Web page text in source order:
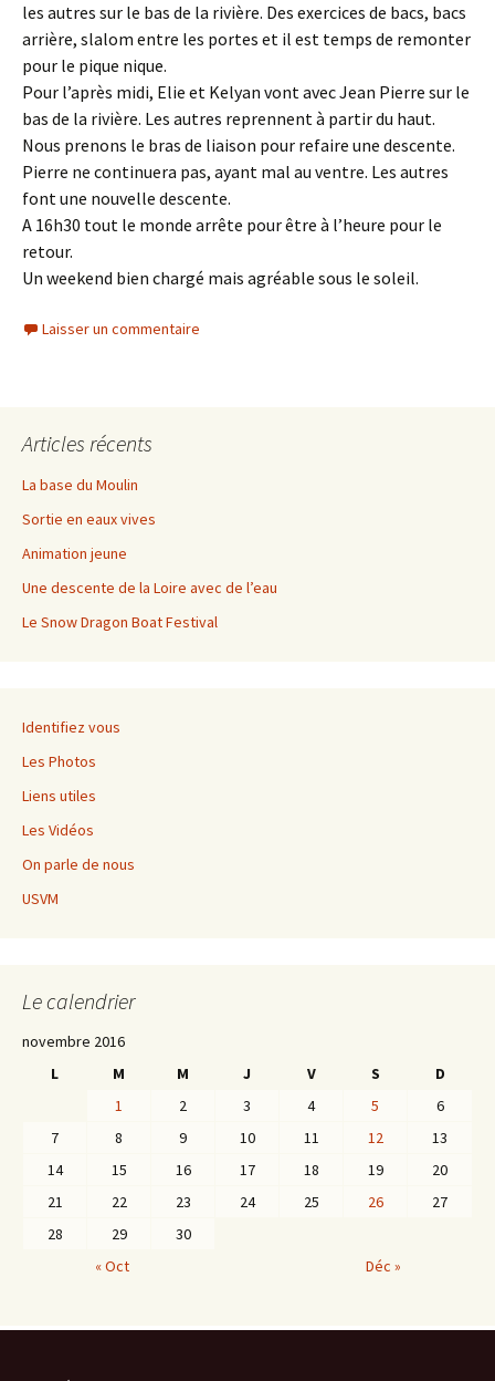
les autres sur le bas de la rivière. Des exercices de bacs, bacs
arrière, slalom entre les portes et il est temps de remonter
pour le pique nique.
Pour l’après midi, Elie et Kelyan vont avec Jean Pierre sur le
bas de la rivière. Les autres reprennent à partir du haut.
Nous prenons le bras de liaison pour refaire une descente.
Pierre ne continuera pas, ayant mal au ventre. Les autres
font une nouvelle descente.
A 16h30 tout le monde arrête pour être à l’heure pour le
retour.
Un weekend bien chargé mais agréable sous le soleil.
Laisser un commentaire
Articles récents
La base du Moulin
Sortie en eaux vives
Animation jeune
Une descente de la Loire avec de l’eau
Le Snow Dragon Boat Festival
Identifiez vous
Les Photos
Liens utiles
Les Vidéos
On parle de nous
USVM
Le calendrier
novembre 2016
L
M M J V S
D
1
2 3 4 5
6
7
8 9 10 11 12
13
14
15 16 17 18 19
20
21
22 23 24 25 26
27
28
29
30
« Oct
Déc »